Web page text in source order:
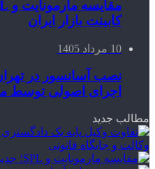
کابینت بازار ایران
10 مرداد 1405
نصب آسانسور در
اجرای اصولی توسط
مطالب جدید